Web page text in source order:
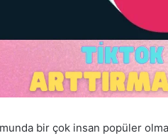
bir çok insan popüler